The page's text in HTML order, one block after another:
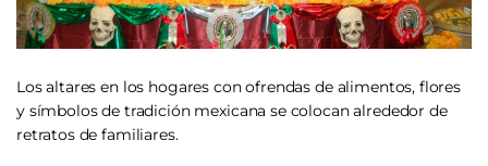
Los altares en los hogares con ofrendas de alimentos, flores
y símbolos de tradición mexicana se colocan alrededor de
retratos de familiares.